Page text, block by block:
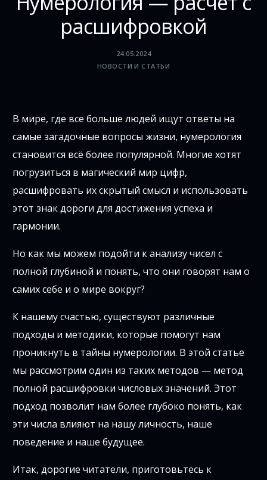
расшифровкой
24.05.2024
НОВОСТИ И СТАТЬИ
В мире, где все больше людей ищут ответы на
самые загадочные вопросы жизни, нумерология
становится всё более популярной. Многие хотят
погрузиться в магический мир цифр,
расшифровать их скрытый смысл и использовать
этот знак дороги для достижения успеха и
гармонии.
Но как мы можем подойти к анализу чисел с
полной глубиной и понять, что они говорят нам о
самих себе и о мире вокруг?
К нашему счастью, существуют различные
подходы и методики, которые помогут нам
проникнуть в тайны нумерологии. В этой статье
мы рассмотрим один из таких методов — метод
полной расшифровки числовых значений. Этот
подход позволит нам более глубоко понять, как
эти числа влияют на нашу личность, наше
поведение и наше будущее.
Итак, дорогие читатели, приготовьтесь к